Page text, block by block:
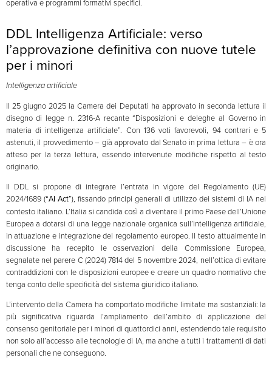
DDL Intelligenza Artificiale: verso
l’approvazione definitiva con nuove tutele
per i minori
Intelligenza artificiale
Il 25 giugno 2025 la Camera dei Deputati ha approvato in seconda lettura il
disegno di legge n. 2316-A recante “Disposizioni e deleghe al Governo in
materia di intelligenza artificiale”. Con 136 voti favorevoli, 94 contrari e 5
astenuti, il provvedimento – già approvato dal Senato in prima lettura – è ora
atteso per la terza lettura, essendo intervenute modifiche rispetto al testo
originario.
Il DDL si propone di integrare l’entrata in vigore del Regolamento (UE)
2024/1689 (“AI Act”), fissando principi generali di utilizzo dei sistemi di IA nel
contesto italiano. L’Italia si candida così a diventare il primo Paese dell’Unione
Europea a dotarsi di una legge nazionale organica sull’intelligenza artificiale,
in attuazione e integrazione del regolamento europeo. Il testo attualmente in
discussione ha recepito le osservazioni della Commissione Europea,
segnalate nel parere C (2024) 7814 del 5 novembre 2024, nell’ottica di evitare
contraddizioni con le disposizioni europee e creare un quadro normativo che
tenga conto delle specificità del sistema giuridico italiano.
L’intervento della Camera ha comportato modifiche limitate ma sostanziali: la
più significativa riguarda l’ampliamento dell’ambito di applicazione del
consenso genitoriale per i minori di quattordici anni, estendendo tale requisito
non solo all’accesso alle tecnologie di IA, ma anche a tutti i trattamenti di dati
personali che ne conseguono.